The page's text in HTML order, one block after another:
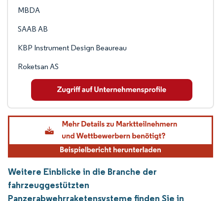
MBDA
SAAB AB
KBP Instrument Design Beaureau
Roketsan AS
Weitere Einblicke in die Branche der
fahrzeuggestützten
Panzerabwehrraketensysteme finden Sie in